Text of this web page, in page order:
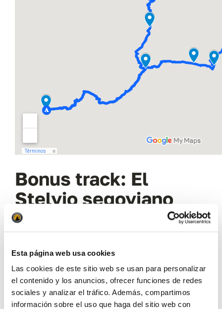
Esta página web usa cookies
Las cookies de este sitio web se usan para personalizar
el contenido y los anuncios, ofrecer funciones de redes
sociales y analizar el tráfico. Además, compartimos
información sobre el uso que haga del sitio web con
Bonus track: El
Stelvio segoviano
está pasándolo bien, algunos quieren un poco
lugar se volver al punto de inicio atravesando el
Alto de los Leones, Gaby ( Ladybird) tomó el
puesto deroad leaderpara guiarnos en medio